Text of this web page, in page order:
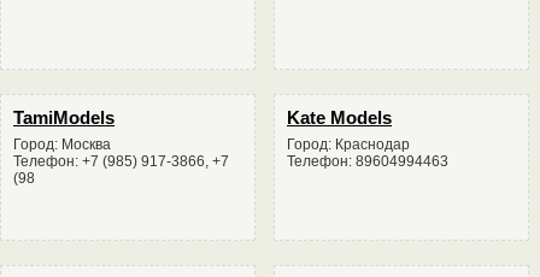
TamiModels
Город: Москва
Телефон: +7 (985) 917-3866, +7
(98
Kate Models
Город: Краснодар
Телефон: 89604994463